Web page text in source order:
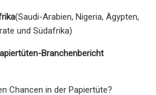
(Saudi-Arabien, Nigeria, Ägypten,
und Südafrika)
Branchenbericht
Chancen in der Papiertüte?